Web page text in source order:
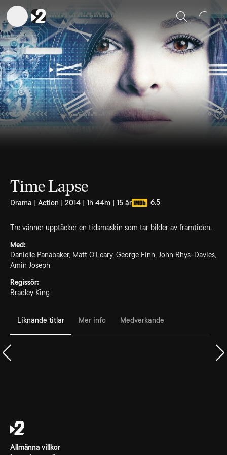
Sök
Time Lapse
Drama | Action | 2014 | 1h 44m | 15 år 6.5
Tre vänner upptäcker en tidsmaskin som tar bilder av framtiden.
Med:
Danielle Panabaker, Matt O'Leary, George Finn, John Rhys-Davies,
Amin Joseph
Regissör:
Bradley King
Liknande titlar Mer info Medverkande
Allmänna villkor